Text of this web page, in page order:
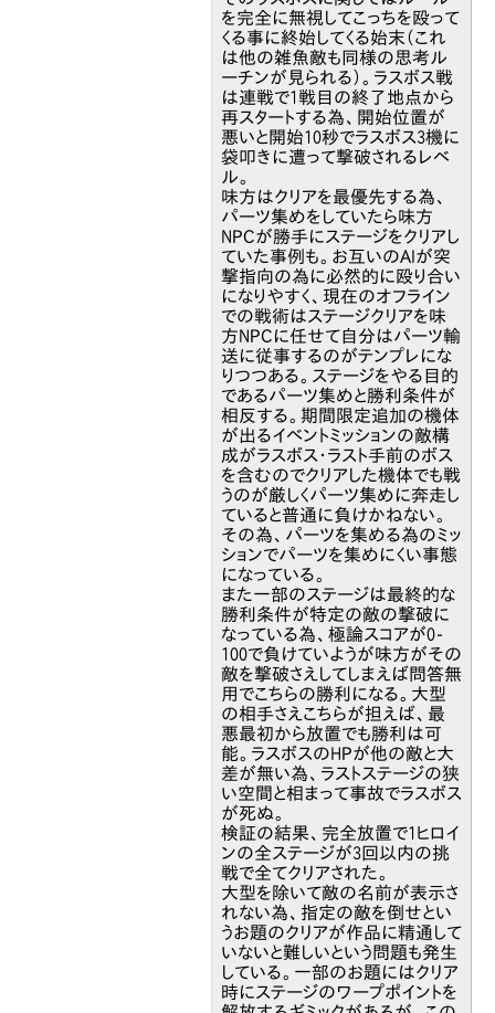
を完全に無視してこっちを殴って
くる事に終始してくる始末（これ
は他の雑魚敵も同様の思考ル
ーチンが見られる）。ラスボス戦
は連戦で1戦目の終了地点から
再スタートする為、開始位置が
悪いと開始10秒でラスボス3機に
袋叩きに遭って撃破されるレベ
ル。
味方はクリアを最優先する為、
パーツ集めをしていたら味方
NPCが勝手にステージをクリアし
ていた事例も。お互いのAIが突
撃指向の為に必然的に殴り合い
になりやすく、現在のオフライン
での戦術はステージクリアを味
方NPCに任せて自分はパーツ輸
送に従事するのがテンプレにな
りつつある。ステージをやる目的
であるパーツ集めと勝利条件が
相反する。期間限定追加の機体
が出るイベントミッションの敵構
成がラスボス・ラスト手前のボス
を含むのでクリアした機体でも戦
うのが厳しくパーツ集めに奔走し
ていると普通に負けかねない。
その為、パーツを集める為のミッ
ションでパーツを集めにくい事態
になっている。
また一部のステージは最終的な
勝利条件が特定の敵の撃破に
なっている為、極論スコアが0-
100で負けていようが味方がその
敵を撃破さえしてしまえば問答無
用でこちらの勝利になる。大型
の相手さえこちらが担えば、最
悪最初から放置でも勝利は可
能。ラスボスのHPが他の敵と大
差が無い為、ラストステージの狭
い空間と相まって事故でラスボス
が死ぬ。
検証の結果、完全放置で1ヒロイ
ンの全ステージが3回以内の挑
戦で全てクリアされた。
大型を除いて敵の名前が表示さ
れない為、指定の敵を倒せとい
うお題のクリアが作品に精通して
いないと難しいという問題も発生
している。一部のお題にはクリア
時にステージのワープポイントを